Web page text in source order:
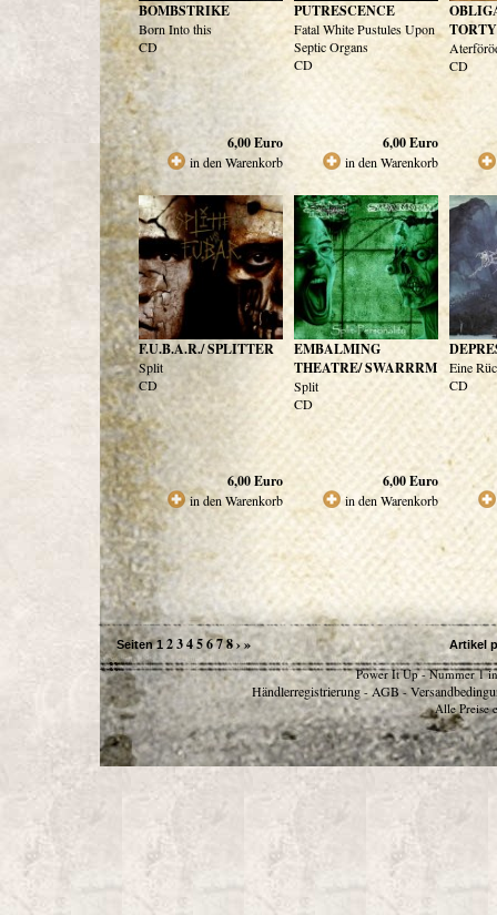
BOMBSTRIKE
Born Into this
CD
6,00Euro
in den Warenkorb
PUTRESCENCE
Fatal White Pustules Upon
Septic Organs
CD
6,00Euro
in den Warenkorb
CD
F.U.B.A.R./ SPLITTER
Split
CD
6,00Euro
in den Warenkorb
EMBALMING
THEATRE/ SWARRRM
Split
CD
6,00Euro
in den Warenkorb
Eine
CD
Seiten 1 2345678›» Artikel
Power It Up - Nummer 1
Händlerregistrierung - AGB -
Alle Preise